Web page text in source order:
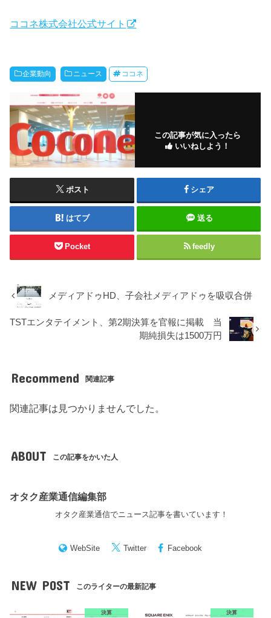
ココネ株式会社公式サイト
企業動向 ニュース ココネ
この記事が気に入ったら
いいねしよう！
ポスト シェア
はてブ 送る
Pocket feedly
メディアドゥHD、子会社メディアドゥを吸収合併
TSTエンタテイメント、第2期決算を官報に掲載 当
期純損失は1500万円
Recommend 関連記事
関連記事は見つかりませんでした。
ABOUT この記事をかいた人
オタク産業通信編集部
オタク産業通信でニュース記事を書いています！
WebSite Twitter Facebook
NEW POST このライターの最新記事
決算 決算